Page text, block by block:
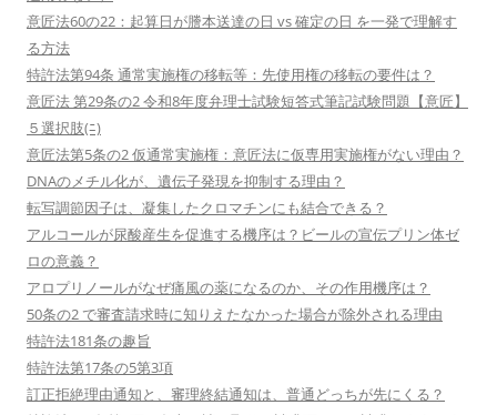
意匠法60の22：起算日が謄本送達の日 vs 確定の日 を一発で理解す
る方法
特許法第94条 通常実施権の移転等：先使用権の移転の要件は？
意匠法 第29条の2 令和8年度弁理士試験短答式筆記試験問題【意匠】
５選択肢(ﾆ)
意匠法第5条の2 仮通常実施権：意匠法に仮専用実施権がない理由？
DNAのメチル化が、遺伝子発現を抑制する理由？
転写調節因子は、凝集したクロマチンにも結合できる？
アルコールが尿酸産生を促進する機序は？ビールの宣伝プリン体ゼ
ロの意義？
アロプリノールがなぜ痛風の薬になるのか、その作用機序は？
50条の2 で審査請求時に知りえたなかった場合が除外される理由
特許法181条の趣旨
特許法第17条の5第3項
訂正拒絶理由通知と、審理終結通知は、普通どっちが先にくる？